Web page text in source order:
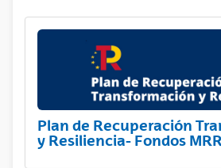
Plan de Recuperación
y Resiliencia- Fondos MRR